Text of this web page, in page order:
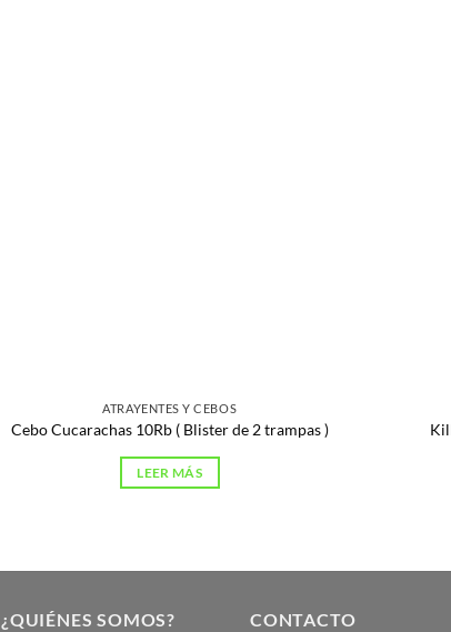
ATRAYENTES Y CEBOS
Cebo Cucarachas 10Rb ( Blister de 2 trampas )
LEER MÁS
¿QUIÉNES SOMOS? CONTACTO